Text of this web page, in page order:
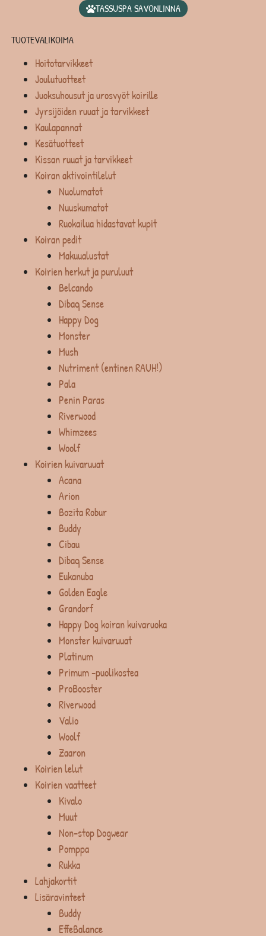
TASSUSPA SAVONLINNA
TUOTEVALIKOIMA
Hoitotarvikkeet
Joulutuotteet
Juoksuhousut ja urosvyöt koirille
Jyrsijöiden ruuat ja tarvikkeet
Kaulapannat
Kesätuotteet
Kissan ruuat ja tarvikkeet
Koiran aktivointilelut
Nuolumatot
Nuuskumatot
Ruokailua hidastavat kupit
Koiran pedit
Makuualustat
Koirien herkut ja puruluut
Belcando
Dibaq Sense
Happy Dog
Monster
Mush
Nutriment (entinen RAUH!)
Pala
Penin Paras
Riverwood
Whimzees
Woolf
Koirien kuivaruuat
Acana
Arion
Bozita Robur
Buddy
Cibau
Dibaq Sense
Eukanuba
Golden Eagle
Grandorf
Happy Dog koiran kuivaruoka
Monster kuivaruuat
Platinum
Primum -puolikostea
ProBooster
Riverwood
Valio
Woolf
Zaaron
Koirien lelut
Koirien vaatteet
Kivalo
Muut
Non-stop Dogwear
Pomppa
Rukka
Lahjakortit
Lisäravinteet
Buddy
EffeBalance